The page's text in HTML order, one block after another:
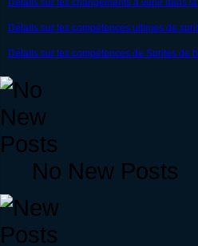
Détails sur les changements à venir dans
Détails sur les compétences ultimes de
Détails sur les compétences de Sprites de
No New Posts